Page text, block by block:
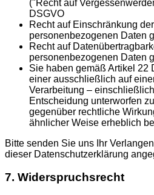
("Recht auf
DSGVO
Recht auf Einschränkung
personenbezogenen Daten
Recht auf
personenbezogenen Daten
Sie haben gemäß Artikel 22
einer ausschließlich auf
Verarbeitung –
Entscheidung unterworfen
gegenüber rechtliche
ähnlicher Weise erheblich
Bitte senden Sie uns Ihr
dieser Datenschutzerklärung
7. Widerspruchsrecht